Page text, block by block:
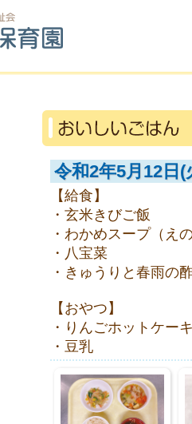
令和2年5月12日(
【給食】
・玄米きびご飯
・わかめスープ（え
・八宝菜
・きゅうりと春雨の
【おやつ】
・りんごホットケー
・豆乳